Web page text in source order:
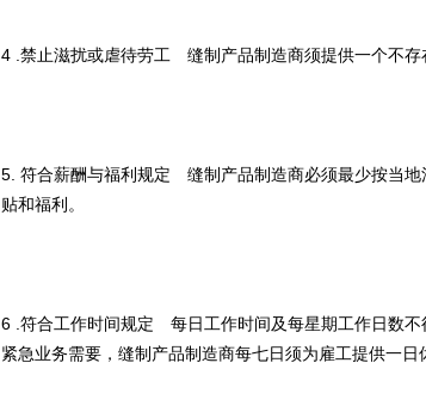
4 .禁止滋扰或虐待劳工 缝制产品制造商须提供一个不存
5. 符合薪酬与福利规定 缝制产品制造商必须最少按当
贴和福利。
6 .符合工作时间规定 每日工作时间及每星期工作日数
紧急业务需要，缝制产品制造商每七日须为雇工提供一日